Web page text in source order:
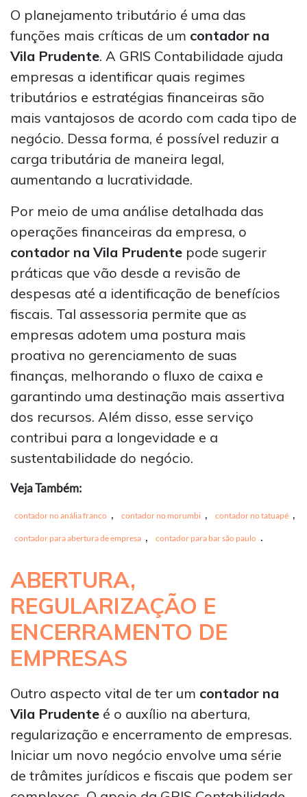
O planejamento tributário é uma das
funções mais críticas de um contador na
Vila Prudente. A GRIS Contabilidade ajuda
empresas a identificar quais regimes
tributários e estratégias financeiras são
mais vantajosos de acordo com cada tipo de
negócio. Dessa forma, é possível reduzir a
carga tributária de maneira legal,
aumentando a lucratividade.
Por meio de uma análise detalhada das
operações financeiras da empresa, o
contador na Vila Prudente pode sugerir
práticas que vão desde a revisão de
despesas até a identificação de benefícios
fiscais. Tal assessoria permite que as
empresas adotem uma postura mais
proativa no gerenciamento de suas
finanças, melhorando o fluxo de caixa e
garantindo uma destinação mais assertiva
dos recursos. Além disso, esse serviço
contribui para a longevidade e a
sustentabilidade do negócio.
Veja Também:
contador no anália franco , contador no morumbi , contador no tatuapé ,
contador para abertura de empresa , contador para bar são paulo .
ABERTURA,
REGULARIZAÇÃO E
ENCERRAMENTO DE
EMPRESAS
Outro aspecto vital de ter um contador na
Vila Prudente é o auxílio na abertura,
regularização e encerramento de empresas.
Iniciar um novo negócio envolve uma série
de trâmites jurídicos e fiscais que podem ser